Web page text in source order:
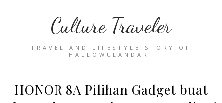
Culture Traveler
TRAVEL AND LIFESTYLE STORY OF
HALLOWULANDARI
HONOR 8A Pilihan Gadget buat